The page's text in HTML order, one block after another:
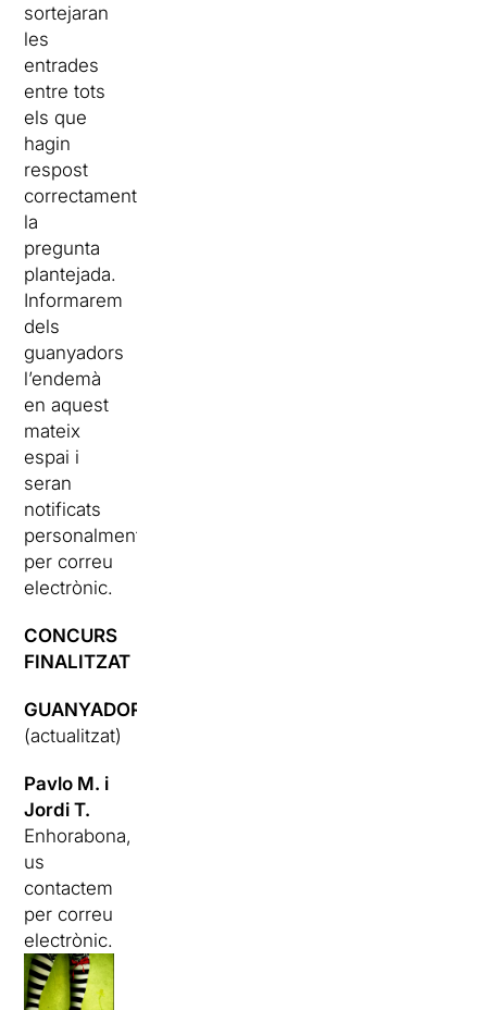
sortejaran
les
entrades
entre tots
els que
hagin
respost
correctament
la
pregunta
plantejada.
Informarem
dels
guanyadors
l’endemà
en aquest
mateix
espai i
seran
notificats
personalment
per correu
electrònic.
CONCURS
FINALITZAT
GUANYADORS
(actualitzat)
Pavlo M. i
Jordi T.
Enhorabona,
us
contactem
per correu
electrònic.